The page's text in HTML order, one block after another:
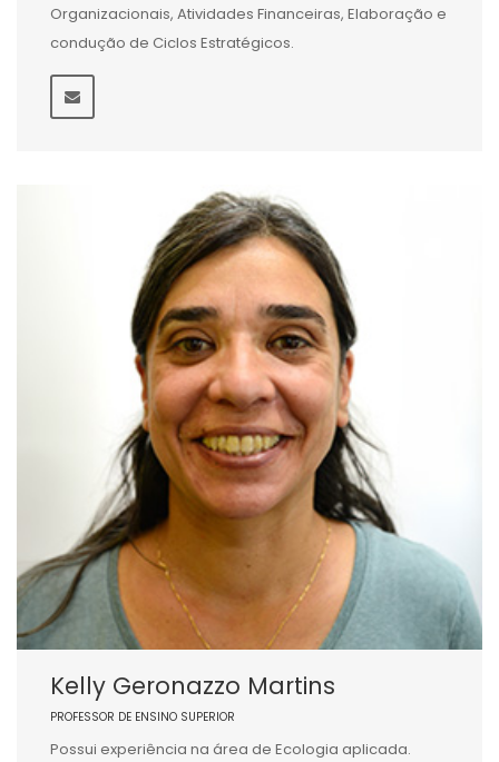
Organizacionais, Atividades Financeiras, Elaboração e
condução de Ciclos Estratégicos.
Kelly Geronazzo Martins
PROFESSOR DE ENSINO SUPERIOR
Possui experiência na área de Ecologia aplicada.